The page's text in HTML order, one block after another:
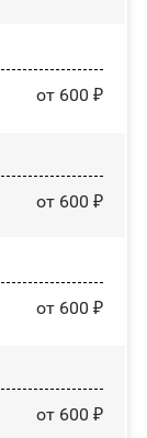
от 600 ₽
от 600 ₽
от 600 ₽
от 600 ₽